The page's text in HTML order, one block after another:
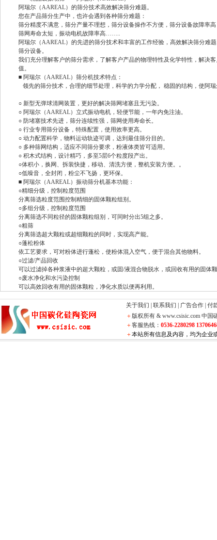
阿瑞尔（AAREAL）的筛分技术高效解决筛分难题。
您在产品筛分生产中，也许会遇到各种筛分难题：
筛分精度不满意，筛分产量不理想，筛分设备操作不方便，筛分设备故障率
筛网寿命太短，振动电机故障率高……..
阿瑞尔（AAREAL）的先进的筛分技术和丰富的工作经验，高效解决筛分难
筛分设备。
我们充分理解客户的筛分需求，了解客户产品的物理特性及化学特性，解决
值。
■ 阿瑞尔（AAREAL）筛分机技术特点：
领先的筛分技术，合理的细节处理，科学的力学分配， 稳固的结构，使阿
○ 新型无弹球清网装置，更好的解决筛网堵塞且无污染。
○ 阿瑞尔（AAREAL）立式振动电机，轻便节能，一年内免注油。
○ 防堵塞技术先进，筛分连续性强，筛网使用寿命长。
○ 行业专用筛分设备，特殊配置，使用效率更高。
○ 动力配置科学，物料运动轨迹可调，达到最佳筛分目的。
○ 多种筛网结构，适应不同筛分要求，粉液体类皆可适用。
○ 积木式结构，设计精巧，多至5层6个粒度段产出。
○体积小，换网、拆装快捷，移动、清洗方便，整机安装方便。。
○低噪音，全封闭，粉尘不飞扬，更环保。
■ 阿瑞尔（AAREAL）振动筛分机基本功能：
○精细分级，控制粒度范围
分离筛选粒度范围控制精细的固体颗粒组别。
○多组分级，控制粒度范围
分离筛选不同粒径的固体颗粒组别，可同时分出5组之多。
○粗筛
分离筛选超大颗粒或超细颗粒的同时，实现高产能。
○蓬松粉体
依工艺要求，可对粉体进行蓬松，使粉体混入空气，便于混合其他物料。
○过滤/产品回收
可以过滤掉各种浆液中的超大颗粒，或固/液混合物脱水，或回收有用的固体
○废水净化和水污染控制
可以高效回收有用的固体颗粒，净化水质以便再利用。
关于我们 联系我们 广告合作 付
＋ 版权所有 & www.csisic.com 中国
＋客服热线： 0536-2280298
＋本站所有信息及内容，均为企业